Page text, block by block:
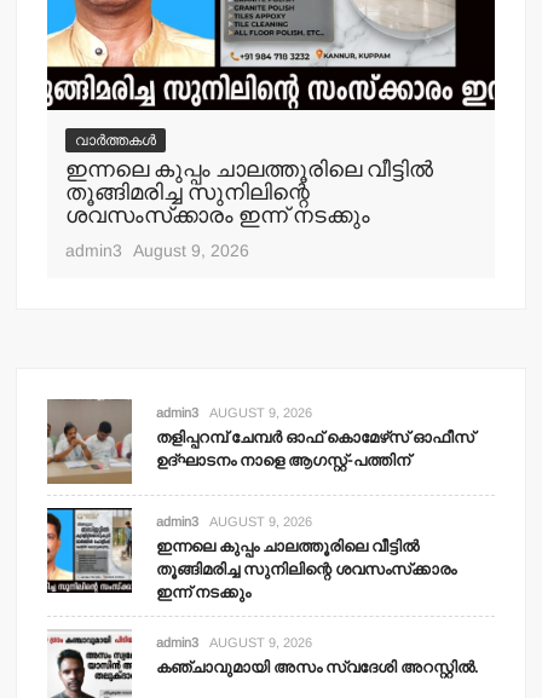
വാർത്തകൾ
ഇന്നലെ കുപ്പം ചാലത്തൂരിലെ വീട്ടില്‍
തൂങ്ങിമരിച്ച സുനിലിന്റെ
ശവസംസ്‌ക്കാരം ഇന്ന് നടക്കും
admin3 August 9, 2026
admin3 AUGUST 9, 2026
തളിപ്പറമ്പ് ചേമ്പര്‍ ഓഫ് കൊമേഴ്‌സ് ഓഫീസ്
ഉദ്ഘാടനം നാളെ ആഗസ്റ്റ്-പത്തിന്
admin3 AUGUST 9, 2026
ഇന്നലെ കുപ്പം ചാലത്തൂരിലെ വീട്ടില്‍
തൂങ്ങിമരിച്ച സുനിലിന്റെ ശവസംസ്‌ക്കാരം
ഇന്ന് നടക്കും
admin3 AUGUST 9, 2026
കഞ്ചാവുമായി അസം സ്വദേശി അറസ്റ്റില്‍.